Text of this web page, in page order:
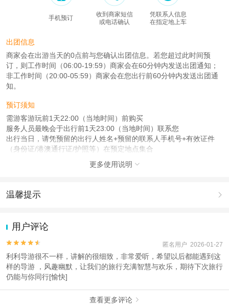
手机预订
收到商家短信
或电话确认
凭联系人信息
在指定地上车
出团信息
商家会在出游当天的0点前与您确认出团信息。若您超过此时间预
订，则工作时间（06:00-19:59）商家会在60分钟内发送出团通知；
非工作时间（20:00-05:59）商家会在您出行前60分钟内发送出团通
知。
预订须知
需游客游玩前1天22:00（当地时间）前购买
服务人员最晚会于出行前1天23:00（当地时间）联系您
出行当日，请凭预留的出行人姓名+预留的联系人手机号+有效证件
（身份证/港澳通行证/护照等）在预定地点集合
儿童：1.2米（含）以下；
本产品由青岛驿路同行国际旅行社有限公司代理招徕，委托社为北京中奥环游国
际旅行社有限公司，具体的旅游服务和操作由委托社及其有资质的地接社提供
更多使用说明 
温馨提示 
动（如跳伞、潜水、滑雪等）前，请务必仔细阅读
2.为普及旅游安全知识及旅游文明公约，使您的旅程顺利圆满完成，
特制定《去哪儿网旅游安全手册》 ，请您认真阅读并切实遵守。
用户评论

 匿名用户 2026-01-27
利利导游很不一样，讲解的很细致，非常爱听，希望以后都能遇到这
样的导游 ，风趣幽默，让我们的旅行充满智慧与欢乐，期待下次旅行
仍能与你同行[愉快]
查看更多评论 